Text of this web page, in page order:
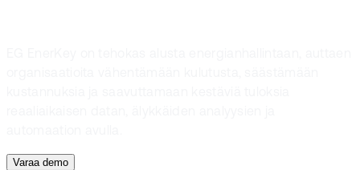
Varaa demo